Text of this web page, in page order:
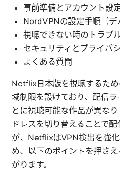
事前準備とアカウント設
NordVPNの設定手順（デ
視聴できない時のトラブ
セキュリティとプライバ
よくある質問
Netflix日本版を視聴するた
域制限を設けており、配信
とに視聴可能な作品が異な
ドレスを切り替えることで
が、NetflixはVPN検出を強
め、以下のポイントを押さ
がります。